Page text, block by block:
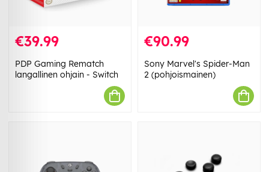
€39.99
PDP Gaming Rematch
langallinen ohjain - Switch
€90.99
Sony Marvel's Spider-Man
2 (pohjoismainen)